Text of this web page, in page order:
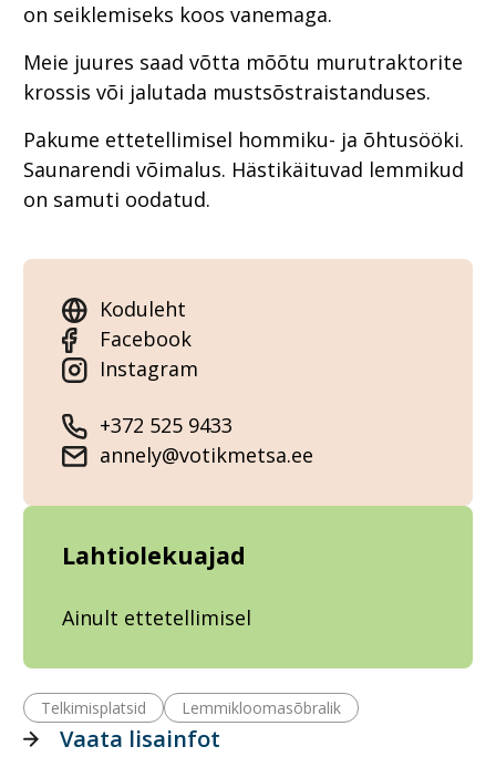
on seiklemiseks koos vanemaga.
Meie juures saad võtta mõõtu murutraktorite
krossis või jalutada mustsõstraistanduses.
Pakume ettetellimisel hommiku- ja õhtusööki.
Saunarendi võimalus. Hästikäituvad lemmikud
on samuti oodatud.
Koduleht
Facebook
Instagram
+372 525 9433
annely@votikmetsa.ee
Lahtiolekuajad
Ainult ettetellimisel
Telkimisplatsid Lemmikloomasõbralik
Vaata lisainfot